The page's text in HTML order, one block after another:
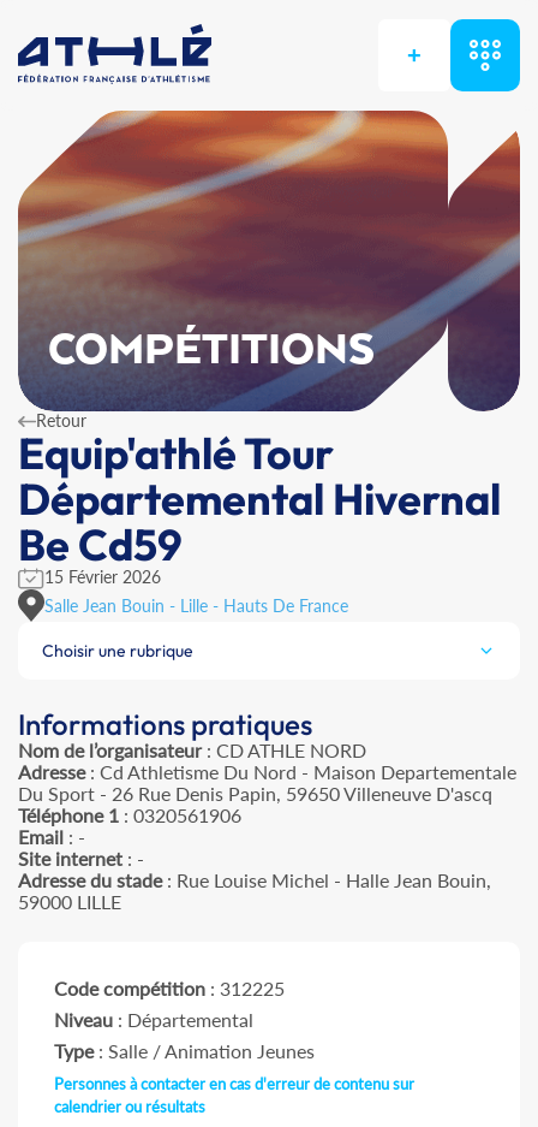
+
COMPÉTITIONS
Retour
Equip'athlé Tour
Départemental Hivernal
Be Cd59
15 Février 2026
Salle Jean Bouin - Lille - Hauts De France
Choisir une rubrique
Informations pratiques
Nom de l’organisateur: CD ATHLE NORD
Adresse: Cd Athletisme Du Nord - Maison Departementale
Du Sport - 26 Rue Denis Papin, 59650 Villeneuve D'ascq
Téléphone 1 : 0320561906
Email : -
Site internet : -
Adresse du stade: Rue Louise Michel - Halle Jean Bouin,
59000 LILLE
Code compétition : 312225
Niveau : Départemental
Type: Salle / Animation Jeunes
Personnes à contacter en cas d'erreur de contenu sur
calendrier ou résultats